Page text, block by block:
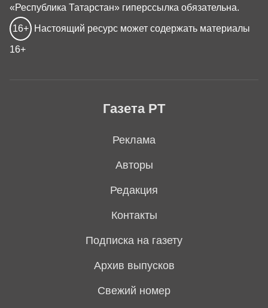
Газета РТ
Реклама
Авторы
Редакция
Контакты
Подписка на газету
Архив выпусков
Свежий номер
«Республика Татарстан» гиперссылка обязательна.
16+ Настоящий ресурс может содержать материалы
16+